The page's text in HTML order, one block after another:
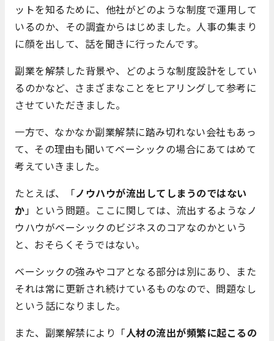
ットを知るために、他社がどのような制度で運用して
いるのか、その調査からはじめました。人事の集まり
に顔を出して、話を聞きに行ったんです。
副業を解禁した背景や、どのような制度設計をしてい
るのかなど、さまざまなことをヒアリングして参考に
させていただきました。
一方で、なかなか副業解禁に踏み切れない会社もあっ
て、その理由も聞いてベーシックの場合にあてはめて
考えていきました。
たとえば、「ノウハウが流出してしまうのではない
か」という問題。ここに関しては、流出するようなノ
ウハウがベーシックのビジネスのコアなのかという
と、おそらくそうではない。
ベーシックの強みやコアとなる部分は別にあり、また
それは常に更新され続けているものなので、問題なし
という話になりました。
また、副業解禁により「人材の流出が頻繁に起こるの